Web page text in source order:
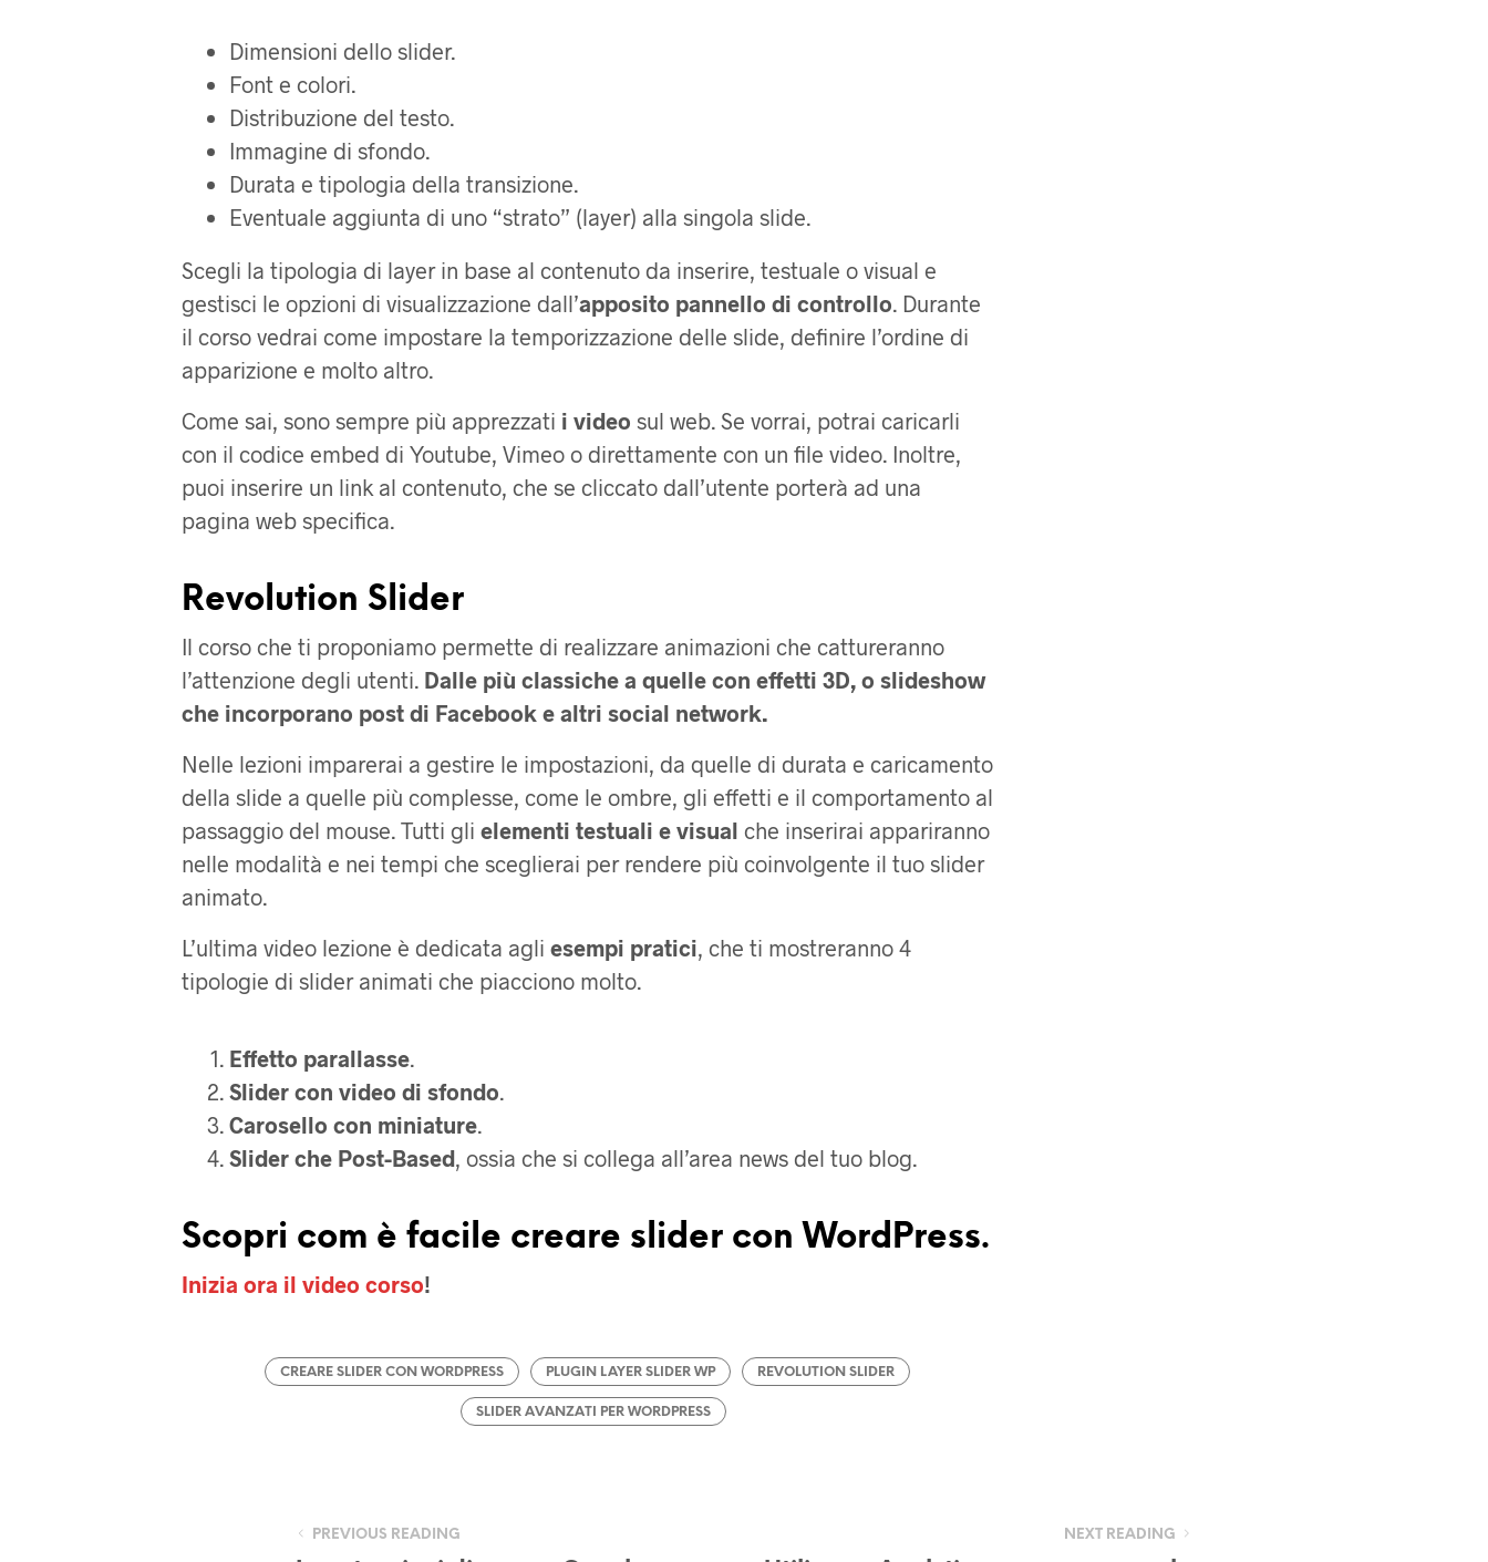
Dimensioni dello slider.
Font e colori.
Distribuzione del testo.
Immagine di sfondo.
Durata e tipologia della transizione.
Eventuale aggiunta di uno “strato” (layer) alla singola slide.
Scegli la tipologia di layer in base al contenuto da inserire, testuale o visual e
gestisci le opzioni di visualizzazione dall’apposito pannello di controllo. Durante
il corso vedrai come impostare la temporizzazione delle slide, definire l’ordine di
apparizione e molto altro.
Come sai, sono sempre più apprezzati i video sul web. Se vorrai, potrai caricarli
con il codice embed di Youtube, Vimeo o direttamente con un file video. Inoltre,
puoi inserire un link al contenuto, che se cliccato dall’utente porterà ad una
pagina web specifica.
Revolution Slider
Il corso che ti proponiamo permette di realizzare animazioni che cattureranno
l’attenzione degli utenti. Dalle più classiche a quelle con effetti 3D, o slideshow
che incorporano post di Facebook e altri social network.
Nelle lezioni imparerai a gestire le impostazioni, da quelle di durata e caricamento
della slide a quelle più complesse, come le ombre, gli effetti e il comportamento al
passaggio del mouse. Tutti gli elementi testuali e visual che inserirai appariranno
nelle modalità e nei tempi che sceglierai per rendere più coinvolgente il tuo slider
animato.
L’ultima video lezione è dedicata agli esempi pratici, che ti mostreranno 4
tipologie di slider animati che piacciono molto.
Effetto parallasse.
Slider con video di sfondo.
Carosello con miniature.
Slider che Post-Based, ossia che si collega all’area news del tuo blog.
Scopri com è facile creare slider con WordPress.
Inizia ora il video corso!
CREARE SLIDER CON WORDPRESS PLUGIN LAYER SLIDER WP REVOLUTION SLIDER
SLIDER AVANZATI PER WORDPRESS
PREVIOUS READING NEXT READING